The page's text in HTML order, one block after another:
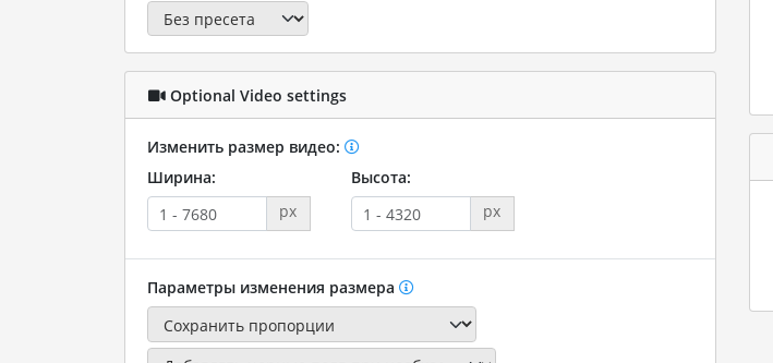
Optional Video settings
Изменить размер видео:
Ширина:
px
Высота:
px
Параметры изменения размера